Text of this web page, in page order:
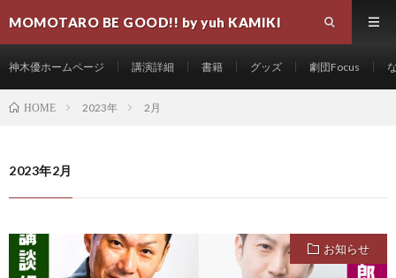
MOMOTARO BE GOOD!! by yuh KAMIKI
神木優ホームページ 講演詳細 書籍 グッズ 劇団Focus
HOME 2023年 2月
2023年2月
お知らせ